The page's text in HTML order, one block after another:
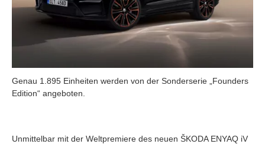
Genau 1.895 Einheiten werden von der Sonderserie „Founders
Edition“ angeboten.
Unmittelbar mit der Weltpremiere des neuen ŠKODA ENYAQ iV